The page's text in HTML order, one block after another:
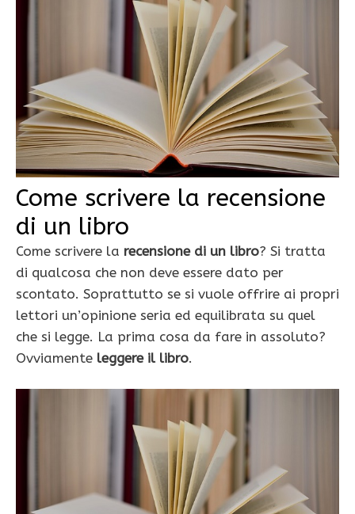
Come scrivere la recensione
di un libro
Come scrivere la recensione di un libro? Si tratta
di qualcosa che non deve essere dato per
scontato. Soprattutto se si vuole offrire ai propri
lettori un’opinione seria ed equilibrata su quel
che si legge. La prima cosa da fare in assoluto?
Ovviamente leggere il libro.